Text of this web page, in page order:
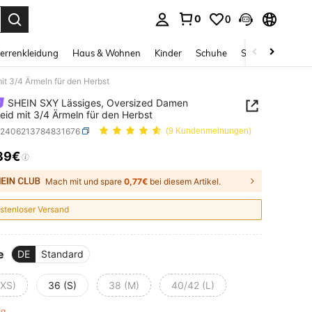
0 0
Haus & Wohnen Kinder Schuhe Schmuck &
3/4 Ärmeln für den Herbst
SHEIN SXY Lässiges, Oversized Damen
mit 3/4 Ärmeln für den Herbst
(9 Kundenmeinungen)
AND AVAILABILITY
Mach mit und spare 0,77€ bei diesem Artikel.
Versand
DE Standard
36 (S) 38 (M) 40/42 (L)